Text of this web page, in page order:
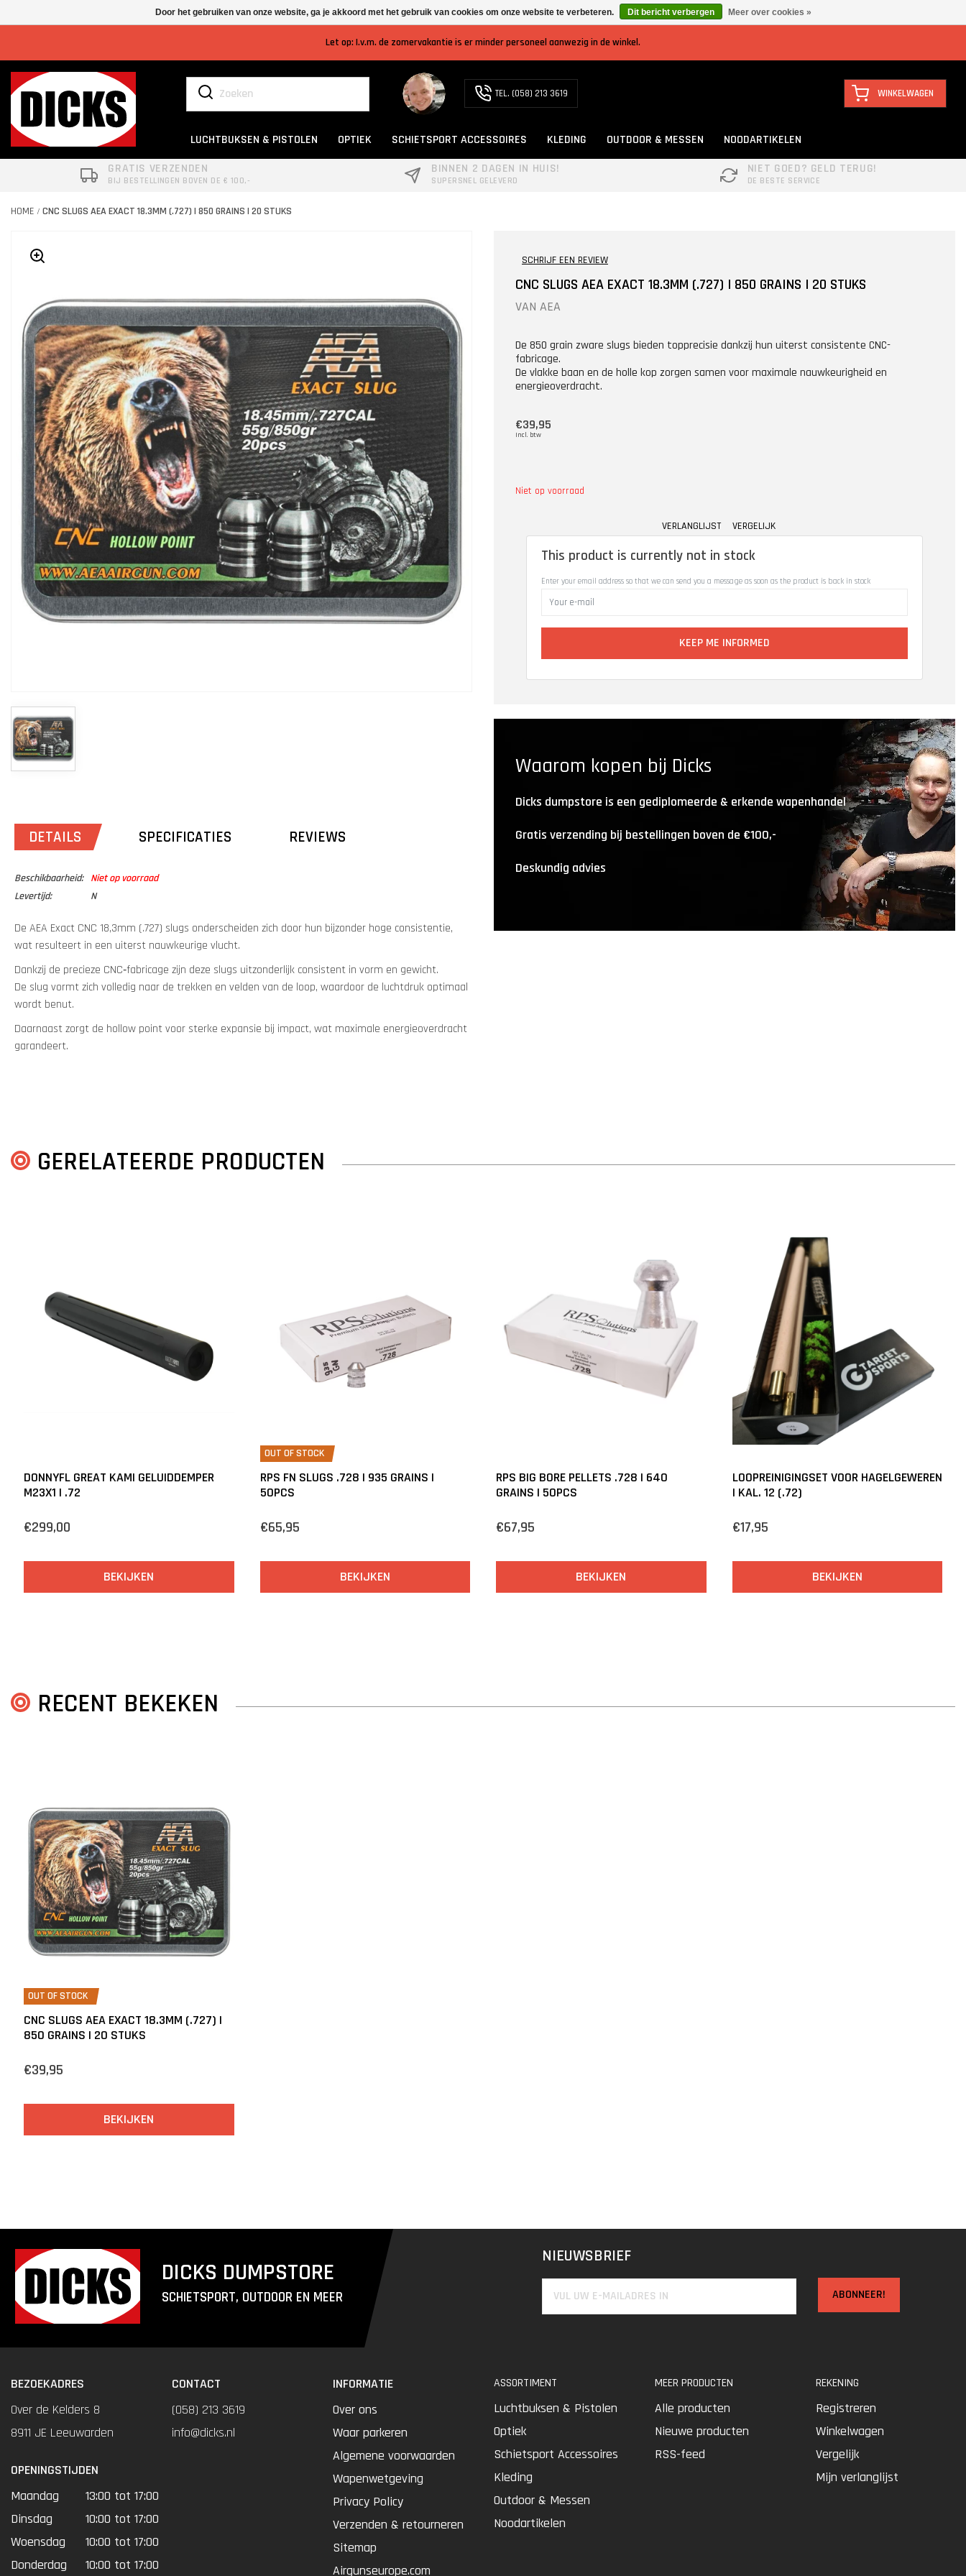
Let op: I.v.m. de zomervakantie is er minder personeel aanwezig in de winkel.
TEL. (058) 213 3619 WINKELWAGEN
LUCHTBUKSEN & PISTOLEN OPTIEK SCHIETSPORT ACCESSOIRES KLEDING OUTDOOR & MESSEN
NOODARTIKELEN
GRATIS VERZENDEN
BIJ BESTELLINGEN BOVEN DE € 100,-
BINNEN 2 DAGEN IN HUIS!
SUPERSNEL GELEVERD
NIET GOED? GELD TERUG!
DE BESTE SERVICE
HOME / CNC SLUGS AEA EXACT 18.3MM (.727) | 850 GRAINS | 20 STUKS
DETAILS SPECIFICATIES REVIEWS
Beschikbaarheid:
Niet op voorraad
Levertijd:
N
De AEA Exact CNC 18,3mm (.727) slugs onderscheiden zich door hun bijzonder hoge consistentie,
wat resulteert in een uiterst nauwkeurige vlucht.
Dankzij de precieze CNC‑fabricage zijn deze slugs uitzonderlijk consistent in vorm en gewicht.
De slug vormt zich volledig naar de trekken en velden van de loop, waardoor de luchtdruk optimaal
wordt benut.
Daarnaast zorgt de hollow point voor sterke expansie bij impact, wat maximale energieoverdracht
garandeert.
SCHRIJF EEN REVIEW
CNC SLUGS AEA EXACT 18.3MM (.727) | 850 GRAINS | 20 STUKS
VAN AEA
De 850 grain zware slugs bieden topprecisie dankzij hun uiterst consistente CNC-
fabricage.
De vlakke baan en de holle kop zorgen samen voor maximale nauwkeurigheid en
energieoverdracht.
€39,95
Incl. btw
Niet op voorraad
VERLANGLIJST VERGELIJK
This product is currently not in stock
Enter your email address so that we can send you a message as soon as the product is back in stock
KEEP ME INFORMED
Waarom kopen bij Dicks
Dicks dumpstore is een gediplomeerde & erkende wapenhandel
Gratis verzending bij bestellingen boven de €100,-
Deskundig advies
GERELATEERDE PRODUCTEN
DONNYFL GREAT KAMI GELUIDDEMPER
M23X1 | .72
€299,00
BEKIJKEN
OUT OF STOCK
RPS FN SLUGS .728 | 935 GRAINS |
50PCS
€65,95
BEKIJKEN
RPS BIG BORE PELLETS .728 | 640
GRAINS | 50PCS
€67,95
BEKIJKEN
LOOPREINIGINGSET VOOR HAGELGEWEREN
| KAL. 12 (.72)
€17,95
BEKIJKEN
RECENT BEKEKEN
OUT OF STOCK
CNC SLUGS AEA EXACT 18.3MM (.727) |
850 GRAINS | 20 STUKS
€39,95
BEKIJKEN
DICKS DUMPSTORE
SCHIETSPORT, OUTDOOR EN MEER
NIEUWSBRIEF
ABONNEER!
BEZOEKADRES
Over de Kelders 8
8911 JE Leeuwarden
OPENINGSTIJDEN
Maandag
13:00 tot 17:00
Dinsdag
10:00 tot 17:00
Woensdag
10:00 tot 17:00
Donderdag
10:00 tot 17:00
CONTACT
(058) 213 3619
info@dicks.nl
INFORMATIE
Over ons
Waar parkeren
Algemene voorwaarden
Wapenwetgeving
Privacy Policy
Verzenden & retourneren
Sitemap
Airgunseurope.com
ASSORTIMENT
Luchtbuksen & Pistolen
Optiek
Schietsport Accessoires
Kleding
Outdoor & Messen
Noodartikelen
MEER PRODUCTEN
Alle producten
Nieuwe producten
RSS-feed
REKENING
Registreren
Winkelwagen
Vergelijk
Mijn verlanglijst
Door het gebruiken van onze website, ga je akkoord met het gebruik van cookies om onze website te verbeteren. Dit bericht verbergen Meer over cookies »